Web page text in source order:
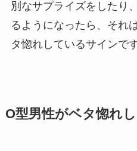
別なサプライズをしたり
るようになったら、それ
タ惚れしているサインです
O型男性がベタ惚れ